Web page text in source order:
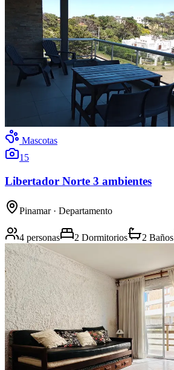
Mascotas
15
Libertador Norte 3 ambientes
Pinamar· Departamento
4 personas 2 Dormitorios 2 Baños